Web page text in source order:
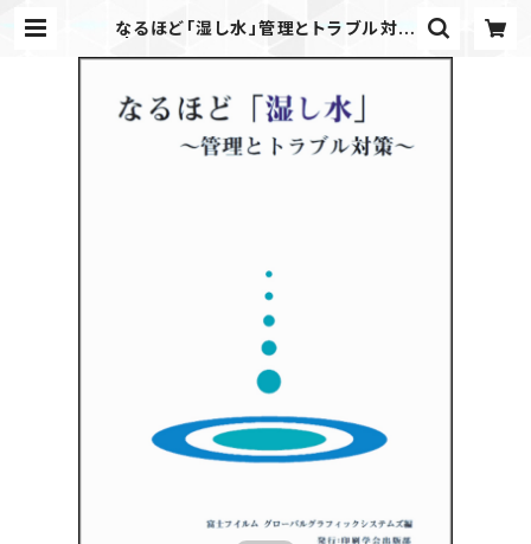
なるほど「湿し水」管理とトラブル対策